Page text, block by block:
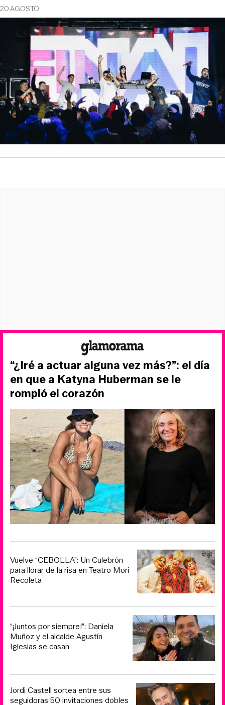
20 AGOSTO
“¿Iré a actuar alguna vez más?”: el día
en que a Katyna Huberman se le
rompió el corazón
Vuelve “CEBOLLA”: Un Culebrón
para llorar de la risa en Teatro Mori
Recoleta
“¡Juntos por siempre!”: Daniela
Muñoz y el alcalde Agustín
Iglesias se casan
Jordi Castell sortea entre sus
seguidoras 50 invitaciones dobles